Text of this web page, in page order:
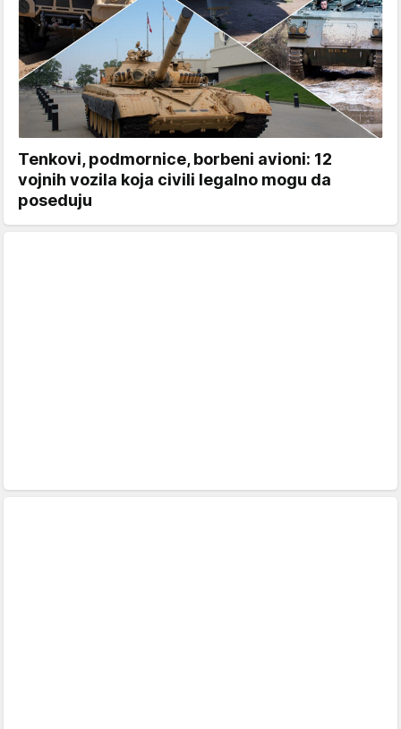
Tenkovi, podmornice, borbeni avioni: 12
vojnih vozila koja civili legalno mogu da
poseduju